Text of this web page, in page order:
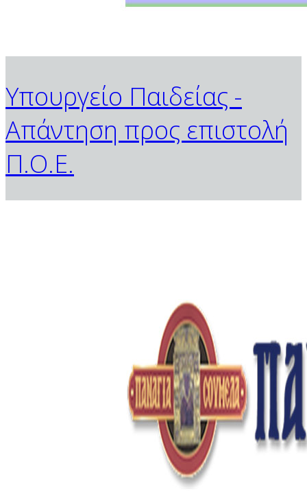
Υπουργείο Παιδείας -
Απάντηση προς επιστολή
Π.Ο.Ε.